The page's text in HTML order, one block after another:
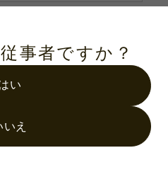
事者ですか？
い
いえ
グの部数を選択してくだ